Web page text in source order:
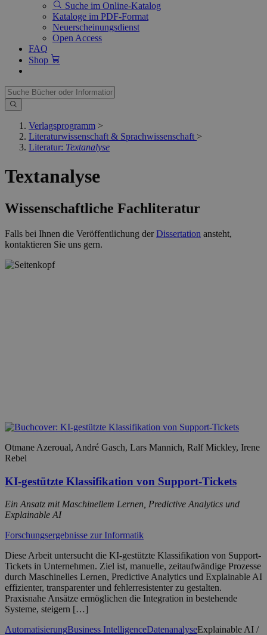
Suche im Online-Katalog
Kataloge im PDF-Format
Neuerscheinungsdienst
Open Access
FAQ
Shop
Verlagsprogramm >
Literaturwissenschaft & Sprachwissenschaft >
Literatur: Textanalyse
Textanalyse
Wissenschaftliche Fachliteratur
Falls bei Ihnen die Veröffentlichung derDissertation ansteht,
kontaktieren Sie uns gern.
Otmane Azeroual, André Gasch, Lars Mannich, Ralf Mickley, Irene
Rebel
KI-gestützte Klassifikation von Support-Tickets
Ein Ansatz mit Maschinellem Lernen, Predictive Analytics und
Explainable AI
Forschungsergebnisse zur Informatik
Diese Arbeit untersucht die KI-gestützte Klassifikation von Support-
Tickets in Unternehmen. Ziel ist, manuelle, zeitaufwändige Prozesse
durch Maschinelles Lernen, Predictive Analytics und Explainable AI
effizienter, transparenter und fehlerresistenter zu gestalten.
Praxisnahe Ansätze ermöglichen die Integration in bestehende
Systeme, steigern […]
AutomatisierungBusiness IntelligenceDatenanalyseExplainable AI /